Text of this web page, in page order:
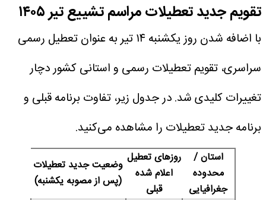
تقویم جدید تعطیلات مراسم تشییع تیر ۱۴۰۵
با اضافه شدن روز یکشنبه ۱۴ تیر به عنوان تعطیل رسمی
سراسری، تقویم تعطیلات رسمی و استانی کشور دچار
تغییرات کلیدی شد. در جدول زیر، تفاوت برنامه قبلی و
برنامه جدید تعطیلات را مشاهده می‌کنید.
استان /
محدوده
جغرافیایی
روزهای تعطیل
اعلام شده
قبلی
وضعیت جدید تعطیلات
(پس از مصوبه یکشنبه)